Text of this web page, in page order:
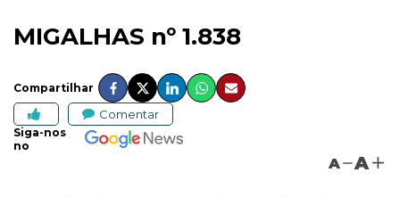
MIGALHAS nº 1.838
Compartilhar
Comentar
Siga-nos
no
A A